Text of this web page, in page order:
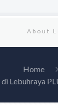
About
Home
Lebuhraya